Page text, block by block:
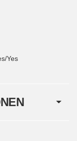
Yes